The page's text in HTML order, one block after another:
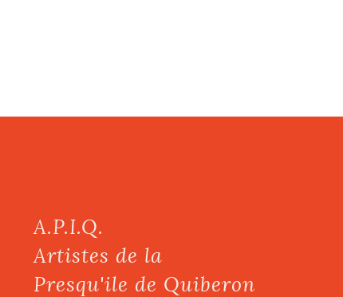
A.P.I.Q.
Artistes de la
Presqu'ile de Quiberon